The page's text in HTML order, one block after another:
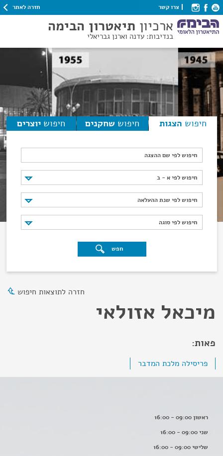
צרו קשר חזרה לאתר
ארכיון תיאטרון הבימה
בנדיבות: עדנה וארנן גבריאלי
חיפוש הצגות חיפוש שחקנים חיפוש יוצרים
חיפוש לפי שם ההצגה
חיפוש לפי א - ב
חיפוש לפי א - ב
חיפוש לפי שנת ההעלאה
חיפוש לפי שנת ההעלאה
חיפוש לפי סוגה
חיפוש לפי סוגה
חפש
חזרה לתוצאות חיפוש
מיכאל אזולאי
פאות:
פריסילה מלכת המדבר
ראשון 09:00 - 16:00
שני 09:00 - 16:00
שלישי 09:00 - 16:00